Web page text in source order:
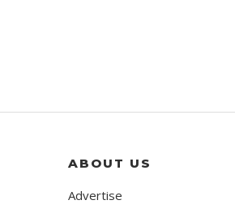
ABOUT US
Advertise